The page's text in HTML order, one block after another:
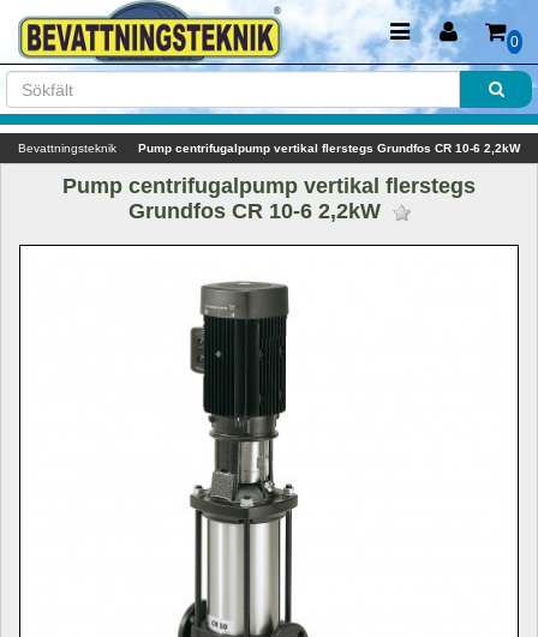
0
Bevattningsteknik Pump centrifugalpump vertikal flerstegs Grundfos CR 10-6 2,2kW
Pump centrifugalpump vertikal flerstegs
Grundfos CR 10-6 2,2kW